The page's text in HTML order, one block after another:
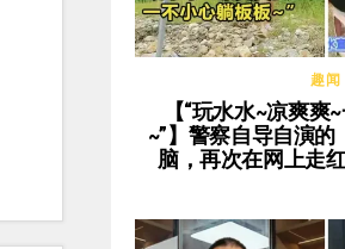
趣闻
【“玩水水~凉爽
~”】警察自导自演
脑，再次在网上走